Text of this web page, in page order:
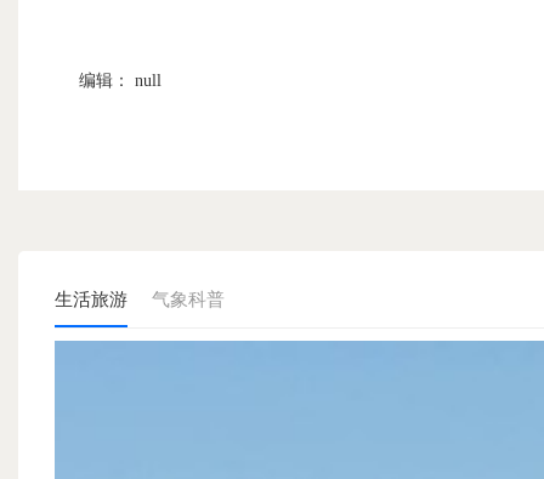
编辑： null
生活旅游 气象科普